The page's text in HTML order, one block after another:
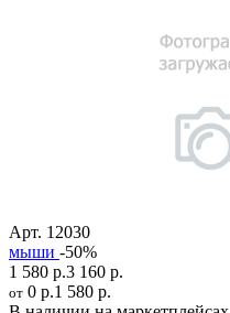
Арт. 12030
мыши -50%
1 580 р.3 160 р.
от 0 р.1 580 р.